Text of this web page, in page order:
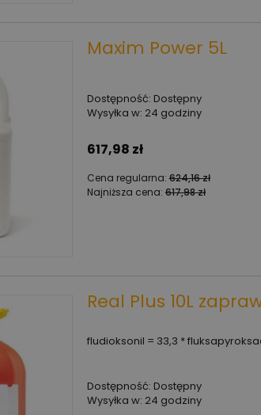
Maxim Power 5L
Dostępność: Dostępny
Wysyłka w: 24 godziny
617,98 zł
Cena regularna:624,16 zł
Najniższa cena:617,98 zł
Real Plus 10L
fludioksonil = 33,3 *
Dostępność: Dostępny
Wysyłka w: 24 godziny